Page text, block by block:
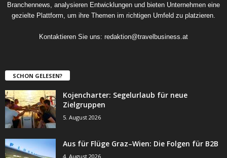
Branchennews, analysieren Entwicklungen und bieten Unternehmen eine
gezielte Plattform, um ihre Themen im richtigen Umfeld zu platzieren.
Kontaktieren Sie uns: redaktion@travelbusiness.at
SCHON GELESEN?
Kojencharter: Segelurlaub für neue
Zielgruppen
5. August 2026
Aus für Flüge Graz–Wien: Die Folgen für B2B
4. August 2026